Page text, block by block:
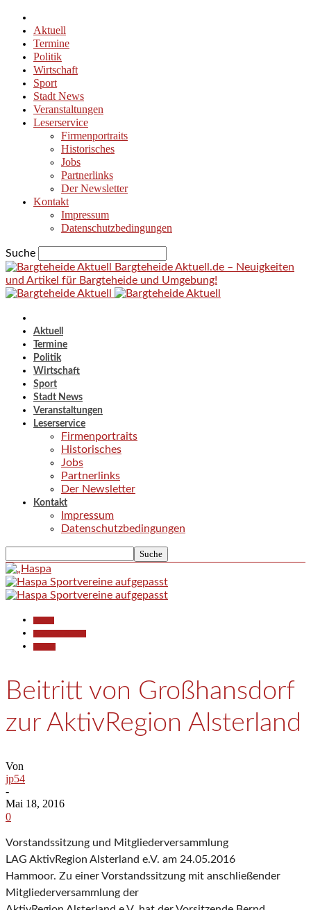
Aktuell
Termine
Politik
Wirtschaft
Sport
Stadt News
Veranstaltungen
Leserservice
Firmenportraits
Historisches
Jobs
Partnerlinks
Der Newsletter
Kontakt
Impressum
Datenschutzbedingungen
Suche
Bargteheide Aktuell.de – Neuigkeiten
und Artikel für Bargteheide und Umgebung!
Aktuell
Termine
Politik
Wirtschaft
Sport
Stadt News
Veranstaltungen
Leserservice
Firmenportraits
Historisches
Jobs
Partnerlinks
Der Newsletter
Kontakt
Impressum
Datenschutzbedingungen
Beitritt von Großhansdorf
zur AktivRegion Alsterland
Von
jp54
-
Mai 18, 2016
0
Vorstandssitzung und Mitgliederversammlung
LAG AktivRegion Alsterland e.V. am 24.05.2016
Hammoor. Zu einer Vorstandssitzung mit anschließender
Mitgliederversammlung der